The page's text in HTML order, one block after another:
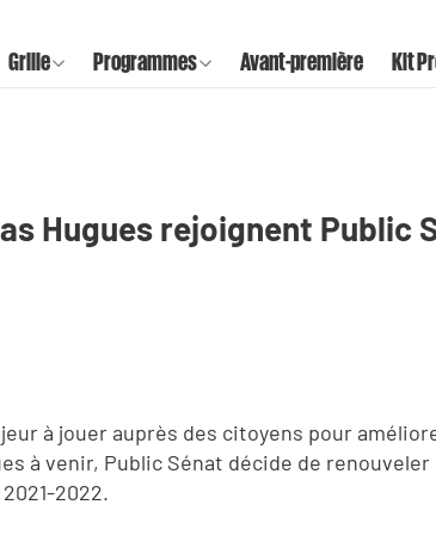
Grille Programmes Avant-première Kit
Hugues rejoignent Public
à jouer auprès des citoyens pour
à venir, Public Sénat décide de renouveler
2022.